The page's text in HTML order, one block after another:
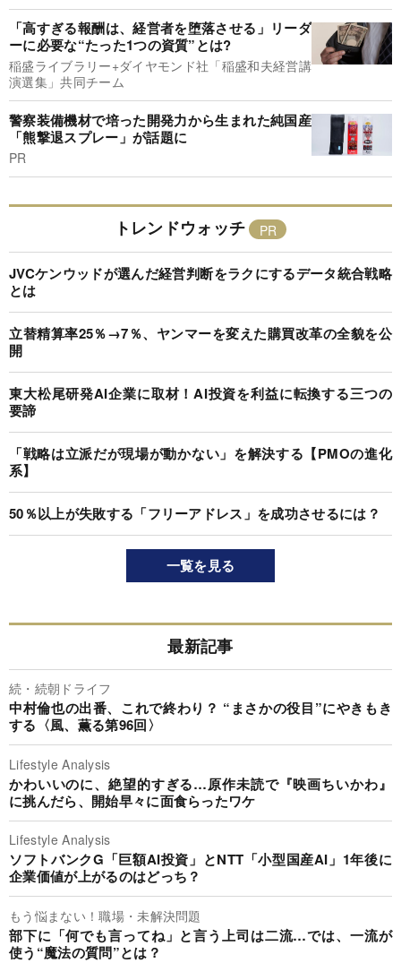
「高すぎる報酬は、経営者を堕落させる」リーダ
ーに必要な“たった1つの資質”とは?
稲盛ライブラリー+ダイヤモンド社「稲盛和夫経営講
演選集」共同チーム
警察装備機材で培った開発力から生まれた純国産
「熊撃退スプレー」が話題に
PR
トレンドウォッチ
JVCケンウッドが選んだ経営判断をラクにするデータ統合戦略
とは
立替精算率25％→7％、ヤンマーを変えた購買改革の全貌を公
開
東大松尾研発AI企業に取材！AI投資を利益に転換する三つの
要諦
「戦略は立派だが現場が動かない」を解決する【PMOの進化
系】
50％以上が失敗する「フリーアドレス」を成功させるには？
一覧を見る
最新記事
続・続朝ドライフ
中村倫也の出番、これで終わり？ “まさかの役目”にやきもき
する〈風、薫る第96回〉
Lifestyle Analysis
かわいいのに、絶望的すぎる…原作未読で『映画ちいかわ』
に挑んだら、開始早々に面食らったワケ
Lifestyle Analysis
ソフトバンクG「巨額AI投資」とNTT「小型国産AI」1年後に
企業価値が上がるのはどっち？
もう悩まない！職場・未解決問題
部下に「何でも言ってね」と言う上司は二流…では、一流が
使う“魔法の質問”とは？